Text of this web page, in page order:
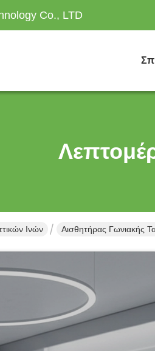
Co., LTD
Ινών Αισθητήρας Γωνιακής